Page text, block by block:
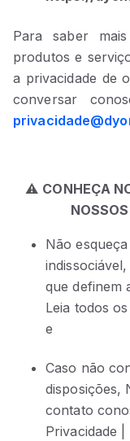
Para saber
produtos e
a privacidade de
conversar
⚠️ CONHEÇA
Não
que definem
Leia todos
e
Caso não
disposições,
contato
Privacidade |